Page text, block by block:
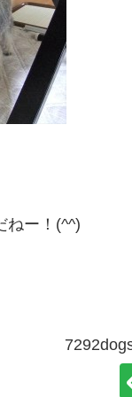
ねー！(^^)